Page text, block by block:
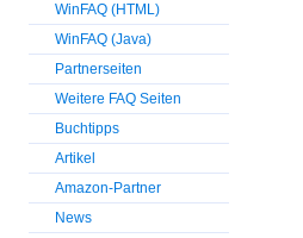
WinFAQ (HTML)
WinFAQ (Java)
Partnerseiten
Weitere FAQ Seiten
Buchtipps
Artikel
Amazon-Partner
News